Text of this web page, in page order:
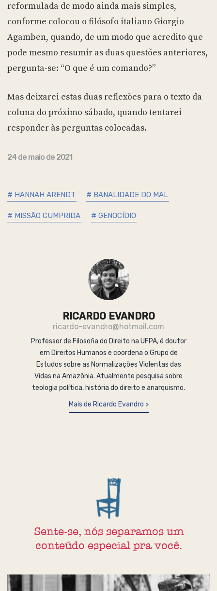
reformulada de modo ainda mais simples,
conforme colocou o filósofo italiano Giorgio
Agamben, quando, de um modo que acredito que
pode mesmo resumir as duas questões anteriores,
pergunta-se: “O que é um comando?”
Mas deixarei estas duas reflexões para o texto da
coluna do próximo sábado, quando tentarei
responder às perguntas colocadas.
24 de maio de 2021
# HANNAH ARENDT # BANALIDADE DO MAL
# MISSÃO CUMPRIDA # GENOCÍDIO
RICARDO EVANDRO
ricardo-evandro@hotmail.com
Professor de Filosofia do Direito na UFPA, é doutor
em Direitos Humanos e coordena o Grupo de
Estudos sobre as Normalizações Violentas das
Vidas na Amazônia. Atualmente pesquisa sobre
teologia política, história do direito e anarquismo.
Mais de Ricardo Evandro
Sente-se, nós separamos um
conteúdo especial pra você.